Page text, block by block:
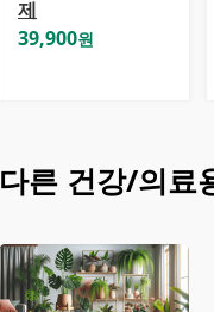
제
39,900원
다른 건강/의료